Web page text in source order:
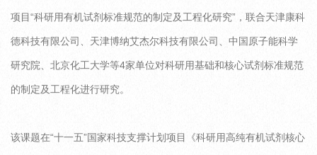
项目“科研用有机试剂标准规范的制定及工程化研究”，联合天津康科
德科技有限公司、天津博纳艾杰尔科技有限公司、中国原子能科学
研究院、北京化工大学等4家单位对科研用基础和核心试剂标准规范
的制定及工程化进行研究。
该课题在“十一五”国家科技支撑计划项目《科研用高纯有机试剂核心